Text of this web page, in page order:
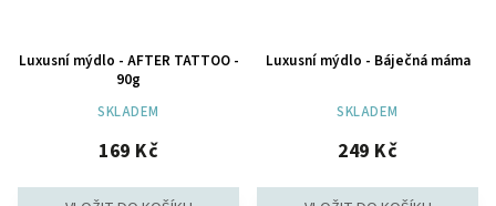
Luxusní mýdlo - AFTER TATTOO -
90g
SKLADEM
169 Kč
Luxusní mýdlo - Báječná máma
SKLADEM
249 Kč